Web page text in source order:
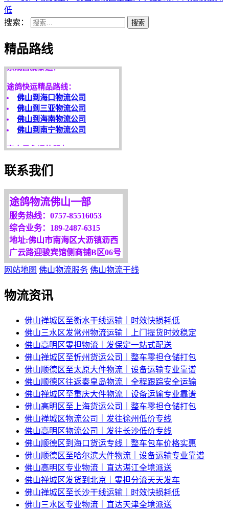
低
搜索：
搜索
精品路线
天开地辟宏基，
东成西就泰运！
途鸽快运精品路线：
佛山到海口物流公司
佛山到三亚物流公司
佛山到海南物流公司
佛山到南宁物流公司
客户是永远的朋友，
服务是永恒的追求！
欢迎您光临！
我们将竭诚为你服务！
联系我们
途鸽物流佛山一部
服务热线：0757-85516053
综合业务：189-2487-6315
地址:佛山市南海区大沥镇沥西
广云路迎骏宾馆侧商铺B区06号
网站地图 佛山物流服务 佛山物流干线
物流资讯
佛山禅城区至衡水干线运输｜时效快损耗低
佛山三水区发常州物流运输｜上门提货时效稳定
佛山高明区零担物流｜发保定一站式配送
佛山禅城区至忻州货运公司｜整车零担仓储打包
佛山顺德区至太原大件物流｜设备运输专业靠谱
佛山顺德区往返秦皇岛物流｜全程跟踪安全运输
佛山禅城区至重庆大件物流｜设备运输专业靠谱
佛山高明区至上海货运公司｜整车零担仓储打包
佛山禅城区物流公司｜发往徐州低价专线
佛山高明区物流公司｜发往长沙低价专线
佛山顺德区到海口货运专线｜整车包车价格实惠
佛山顺德区至哈尔滨大件物流｜设备运输专业靠谱
佛山高明区专业物流｜直达湛江全境派送
佛山禅城区发货到北京｜零担分流天天发车
佛山禅城区至长沙干线运输｜时效快损耗低
佛山三水区专业物流｜直达天津全境派送